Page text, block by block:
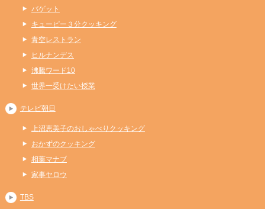
バゲット
キューピー３分クッキング
青空レストラン
ヒルナンデス
沸騰ワード10
世界一受けたい授業
テレビ朝日
上沼恵美子のおしゃべりクッキング
おかずのクッキング
相葉マナブ
家事ヤロウ
TBS